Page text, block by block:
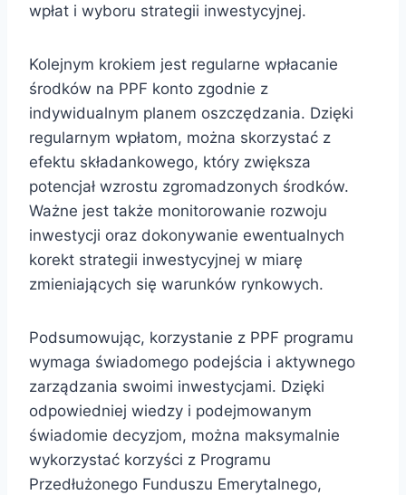
wpłat i wyboru strategii inwestycyjnej.
Kolejnym krokiem jest regularne wpłacanie
środków na PPF konto zgodnie z
indywidualnym planem oszczędzania. Dzięki
regularnym wpłatom, można skorzystać z
efektu składankowego, który zwiększa
potencjał wzrostu zgromadzonych środków.
Ważne jest także monitorowanie rozwoju
inwestycji oraz dokonywanie ewentualnych
korekt strategii inwestycyjnej w miarę
zmieniających się warunków rynkowych.
Podsumowując, korzystanie z PPF programu
wymaga świadomego podejścia i aktywnego
zarządzania swoimi inwestycjami. Dzięki
odpowiedniej wiedzy i podejmowanym
świadomie decyzjom, można maksymalnie
wykorzystać korzyści z Programu
Przedłużonego Funduszu Emerytalnego,